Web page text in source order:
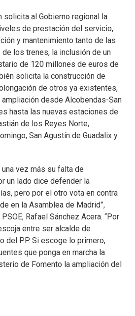
solicita al Gobierno regional la
de prestación del servicio,
y mantenimiento tanto de las
los trenes, la inclusión de un
de 120 millones de euros de
solicita la construcción de
de otros ya existentes,
ampliación desde Alcobendas-San
hasta las nuevas estaciones de
de los Reyes Norte,
San Agustín de Guadalix y
vez más su falta de
un lado dice defender la
pero por el otro vota en contra
en la Asamblea de Madrid”,
Rafael Sánchez Acera. “Por
entre ser alcalde de
del PP. Si escoge lo primero,
que ponga en marcha la
de Fomento la ampliación del